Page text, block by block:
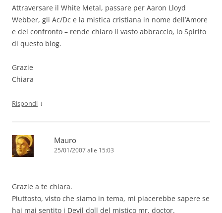
Attraversare il White Metal, passare per Aaron Lloyd
Webber, gli Ac/Dc e la mistica cristiana in nome dell’Amore
e del confronto – rende chiaro il vasto abbraccio, lo Spirito
di questo blog.
Grazie
Chiara
Rispondi ↓
Mauro
25/01/2007 alle 15:03
Grazie a te chiara.
Piuttosto, visto che siamo in tema, mi piacerebbe sapere se
hai mai sentito i Devil doll del mistico mr. doctor.